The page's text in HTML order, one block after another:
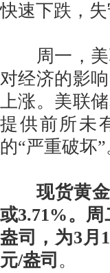
快速下跌，
周一，美
对经济的影
上涨。美联
提供前所未
的“严重破坏”
现货黄
或3.71%。
盎司，为3月
元/盎司 。